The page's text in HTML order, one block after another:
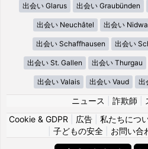
出会い Glarus 出会い Graubünden
出会い Neuchâtel 出会い
出会い Schaffhausen 出会い
出会い St. Gallen 出会い Thurgau
出会い Valais 出会い Vaud 出
ニュース 詐欺師
Cookie & GDPR
広告 私たちにつ
子どもの安全| お問い合